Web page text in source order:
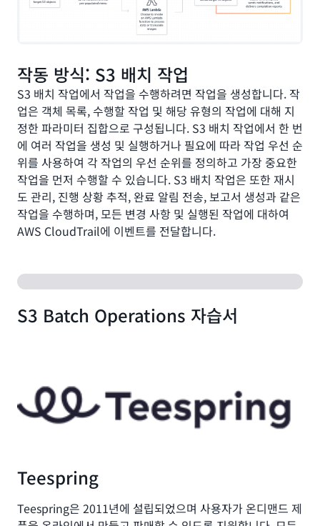
작동 방식: S3 배치 작업
S3 배치 작업에서 작업을 수행하려면 작업을 생성합니다. 작
업은 객체 목록, 수행할 작업 및 해당 유형의 작업에 대해 지
정한 파라미터 집합으로 구성됩니다. S3 배치 작업에서 한 번
에 여러 작업을 생성 및 실행하거나 필요에 따라 작업 우선 순
위를 사용하여 각 작업의 우선 순위를 정의하고 가장 중요한
작업을 먼저 수행할 수 있습니다. S3 배치 작업은 또한 재시
도 관리, 진행 상황 추적, 완료 알림 전송, 보고서 생성과 같은
작업을 수행하며, 모든 변경 사항 및 실행된 작업에 대하여
AWS CloudTrail에 이벤트를 전달합니다.
S3 Batch Operations 자습서
Teespring
Teespring은 2011년에 설립되었으며 사용자가 온디맨드 제